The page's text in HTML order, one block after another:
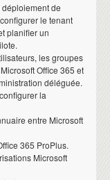
de
le tenant
planifier un
les groupes
Office 365 et
déléguée.
la
entre Microsoft
365 ProPlus.
Microsoft